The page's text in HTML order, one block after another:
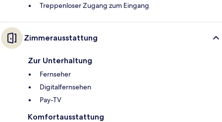
Treppenloser Zugang zum Eingang
Zimmerausstattung
Zur Unterhaltung
Fernseher
Digitalfernsehen
Pay-TV
Komfortausstattung